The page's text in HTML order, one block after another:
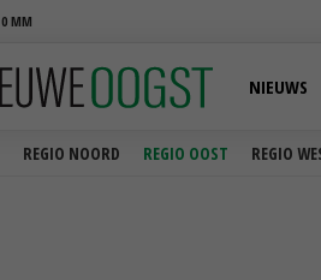
0 MM
REGIO NOORD REGIO OOST REGIO
NIEUWS